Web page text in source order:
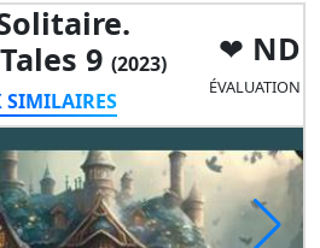
9 (2023)
SIMILAIRES
ND
ÉVALUATION